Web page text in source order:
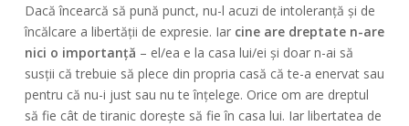
Dacă încearcă să pună punct, nu-l acuzi de intoleranță și de
încălcare a libertății de expresie. Iar cine are dreptate n-are
nici o importanță – el/ea e la casa lui/ei și doar n-ai să
susții că trebuie să plece din propria casă că te-a enervat sau
pentru că nu-i just sau nu te înțelege. Orice om are dreptul
să fie cât de tiranic dorește să fie în casa lui. Iar libertatea de